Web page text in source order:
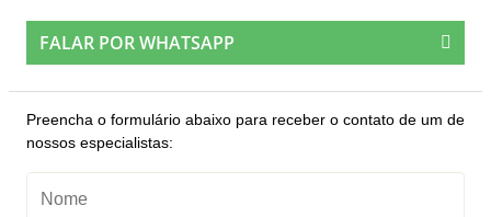
FALAR POR WHATSAPP
Preencha o formulário abaixo para receber o contato de um de
nossos especialistas: